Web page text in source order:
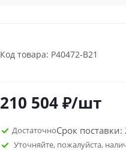
Код товара: P40472-B21
210 504₽/шт
ДостаточноСрок
Уточняйте, пожалуйста,